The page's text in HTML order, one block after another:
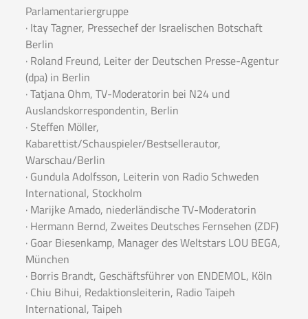
Parlamentariergruppe
· Itay Tagner, Pressechef der Israelischen Botschaft
Berlin
· Roland Freund, Leiter der Deutschen Presse-Agentur
(dpa) in Berlin
· Tatjana Ohm, TV-Moderatorin bei N24 und
Auslandskorrespondentin, Berlin
· Steffen Möller,
Kabarettist/Schauspieler/Bestsellerautor,
Warschau/Berlin
· Gundula Adolfsson, Leiterin von Radio Schweden
International, Stockholm
· Marijke Amado, niederländische TV-Moderatorin
· Hermann Bernd, Zweites Deutsches Fernsehen (ZDF)
· Goar Biesenkamp, Manager des Weltstars LOU BEGA,
München
· Borris Brandt, Geschäftsführer von ENDEMOL, Köln
· Chiu Bihui, Redaktionsleiterin, Radio Taipeh
International, Taipeh